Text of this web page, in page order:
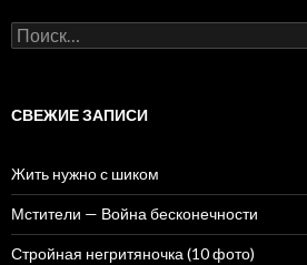
Н
а
и
СВЕЖИЕ ЗАПИСИ
Жить нужно с шиком
Мстители — Война бесконечности
Стройная негритяночка (10 фото)